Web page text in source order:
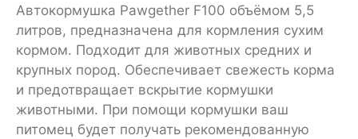
Автокормушка Pawgether F100 объёмом 5,5
литров, предназначена для кормления сухим
кормом. Подходит для животных средних и
крупных пород. Обеспечивает свежесть корма
и предотвращает вскрытие кормушки
животными. При помощи кормушки ваш
питомец будет получать рекомендованную